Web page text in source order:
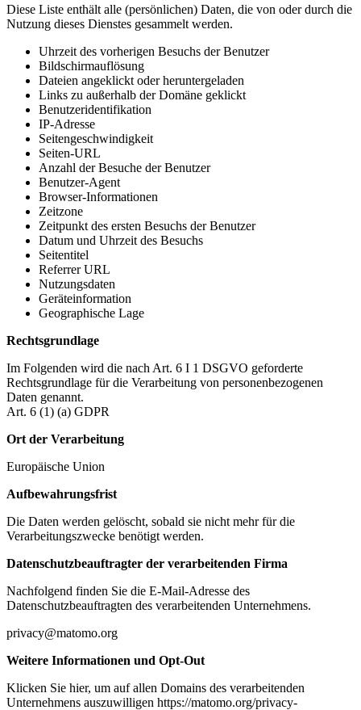
Diese Liste enthält alle (persönlichen) Daten, die von oder durch die
Nutzung dieses Dienstes gesammelt werden.
Uhrzeit des vorherigen Besuchs der Benutzer
Bildschirmauflösung
Dateien angeklickt oder heruntergeladen
Links zu außerhalb der Domäne geklickt
Benutzeridentifikation
IP-Adresse
Seitengeschwindigkeit
Seiten-URL
Anzahl der Besuche der Benutzer
Benutzer-Agent
Browser-Informationen
Zeitzone
Zeitpunkt des ersten Besuchs der Benutzer
Datum und Uhrzeit des Besuchs
Seitentitel
Referrer URL
Nutzungsdaten
Geräteinformation
Geographische Lage
Rechtsgrundlage
Im Folgenden wird die nach Art. 6 I 1 DSGVO geforderte
Rechtsgrundlage für die Verarbeitung von personenbezogenen
Daten genannt.
Art. 6 (1) (a) GDPR
Ort der Verarbeitung
Europäische Union
Aufbewahrungsfrist
Die Daten werden gelöscht, sobald sie nicht mehr für die
Verarbeitungszwecke benötigt werden.
Datenschutzbeauftragter der verarbeitenden Firma
Nachfolgend finden Sie die E-Mail-Adresse des
Datenschutzbeauftragten des verarbeitenden Unternehmens.
privacy@matomo.org
Weitere Informationen und Opt-Out
Klicken Sie hier, um auf allen Domains des verarbeitenden
Unternehmens auszuwilligen https://matomo.org/privacy-